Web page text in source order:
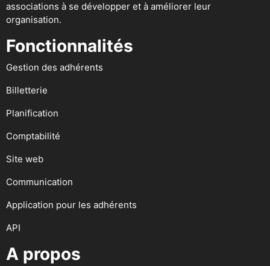
associations à se développer et à améliorer leur
organisation.
Fonctionnalités
Gestion des adhérents
Billetterie
Planification
Comptabilité
Site web
Communication
Application pour les adhérents
API
A propos